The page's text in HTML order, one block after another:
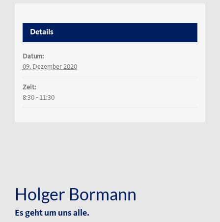
Details
Datum:
09. Dezember 2020
Zeit:
8:30 - 11:30
Holger Bormann
Es geht um uns alle.